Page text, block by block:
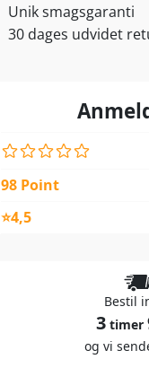
Unik smagsgaranti
30 dages udvidet
98 Point
⭐4,5
Bestil
3timer
og vi